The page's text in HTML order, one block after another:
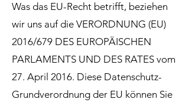
Was das EU-Recht betrifft, beziehen
wir uns auf die VERORDNUNG (EU)
2016/679 DES EUROPÄISCHEN
PARLAMENTS UND DES RATES vom
27. April 2016. Diese Datenschutz-
Grundverordnung der EU können Sie